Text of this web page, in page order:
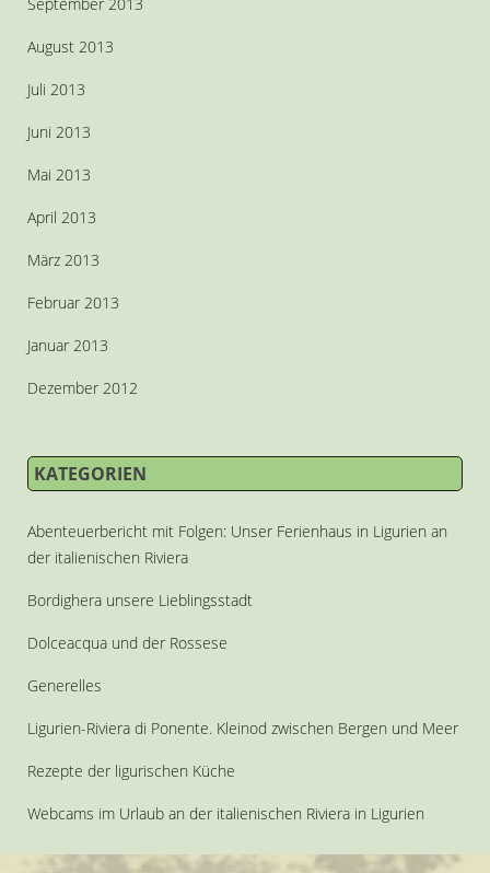
September 2013
August 2013
Juli 2013
Juni 2013
Mai 2013
April 2013
März 2013
Februar 2013
Januar 2013
Dezember 2012
KATEGORIEN
Abenteuerbericht mit Folgen: Unser Ferienhaus in Ligurien an
der italienischen Riviera
Bordighera unsere Lieblingsstadt
Dolceacqua und der Rossese
Generelles
Ligurien-Riviera di Ponente. Kleinod zwischen Bergen und Meer
Rezepte der ligurischen Küche
Webcams im Urlaub an der italienischen Riviera in Ligurien